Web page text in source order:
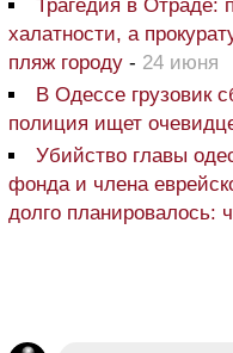
Трагедия в Отраде:
халатности, а
пляж городу - 24 июня
В Одессе грузовик
полиция ищет
Убийство главы
фонда и члена
долго планировалось: